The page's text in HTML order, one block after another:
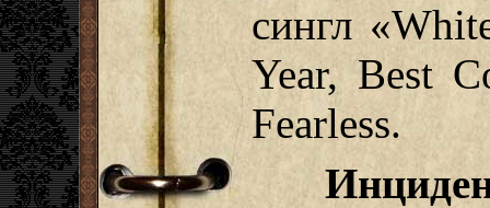
сингл
Year, Best
Fearless.